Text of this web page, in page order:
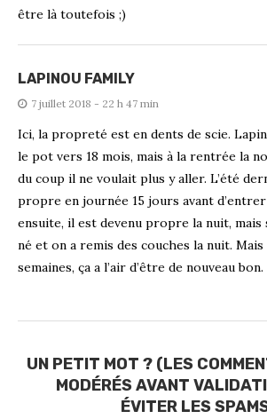
être là toutefois ;)
LAPINOU FAMILY
7 juillet 2018 - 22 h 47 min
Ici, la propreté est en dents de scie.
le pot vers 18 mois, mais à la rentrée la
du coup il ne voulait plus y aller. L’été
propre en journée 15 jours avant d’entrer
ensuite, il est devenu propre la nuit,
né et on a remis des couches la nuit.
semaines, ça a l’air d’être de nouveau bon.
UN PETIT MOT ? (LES
MODÉRÉS AVANT
ÉVITER LES